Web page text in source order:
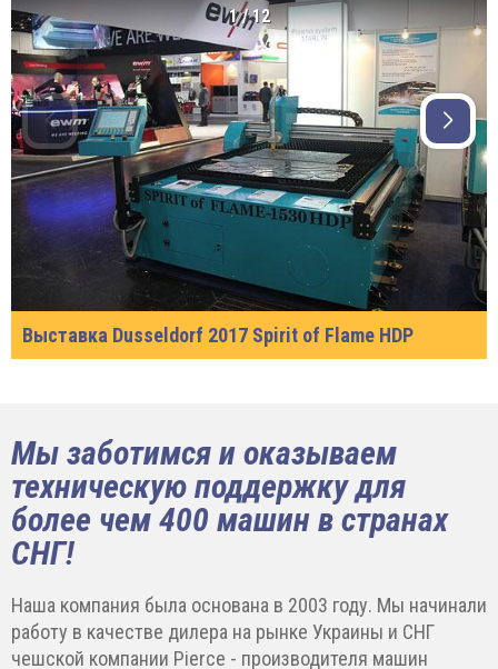
Выставка Dusseldorf 2017 Spirit of Flame HDP
1/12
Мы заботимся и оказываем
техническую поддержку для
более чем 400 машин в странах
СНГ!
Наша компания была основана в 2003 году. Мы начинали
работу в качестве дилера на рынке Украины и СНГ
чешской компании Pierce - производителя машин